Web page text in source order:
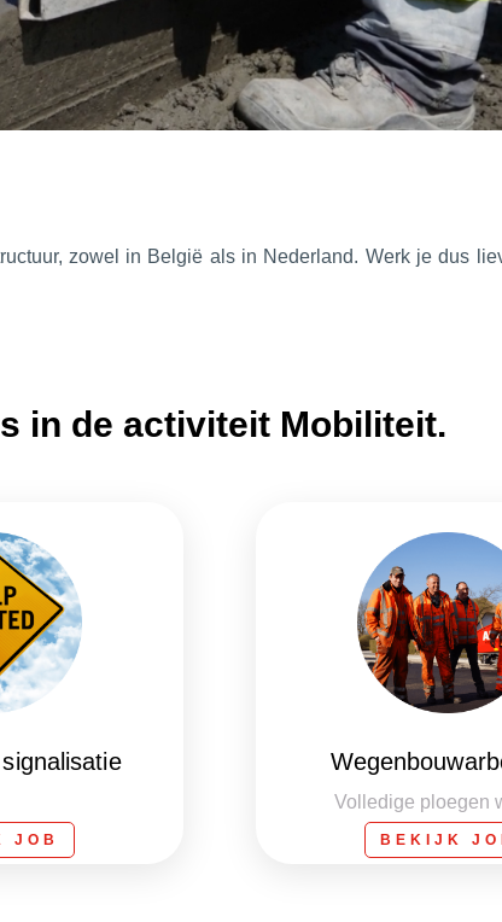
zowel in België als in Nederland. Werk je dus
in de activiteit Mobiliteit.
JOB
Volledige ploegen
BEKIJK